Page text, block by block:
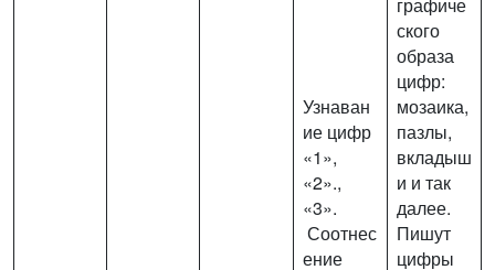
Узнаван
ие цифр
«1»,
«2».,
«3».
Соотнес
ение
ского
образа
цифр:
мозаика,
пазлы,
вкладыш
и и так
далее.
Пишут
цифры